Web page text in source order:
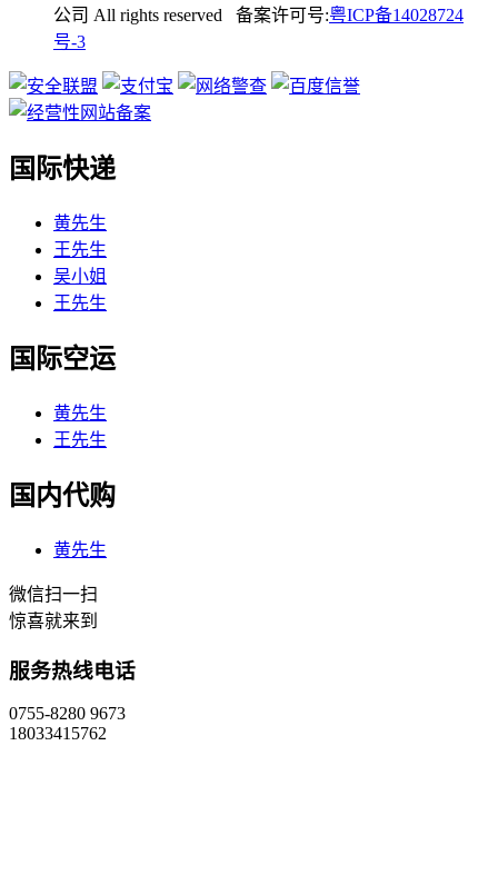
公司 All rights reserved 备案许可号:粤ICP备14028724
号-3
国际快递
黄先生
王先生
吴小姐
王先生
国际空运
黄先生
王先生
国内代购
黄先生
微信扫一扫
惊喜就来到
服务热线电话
0755-8280 9673
18033415762